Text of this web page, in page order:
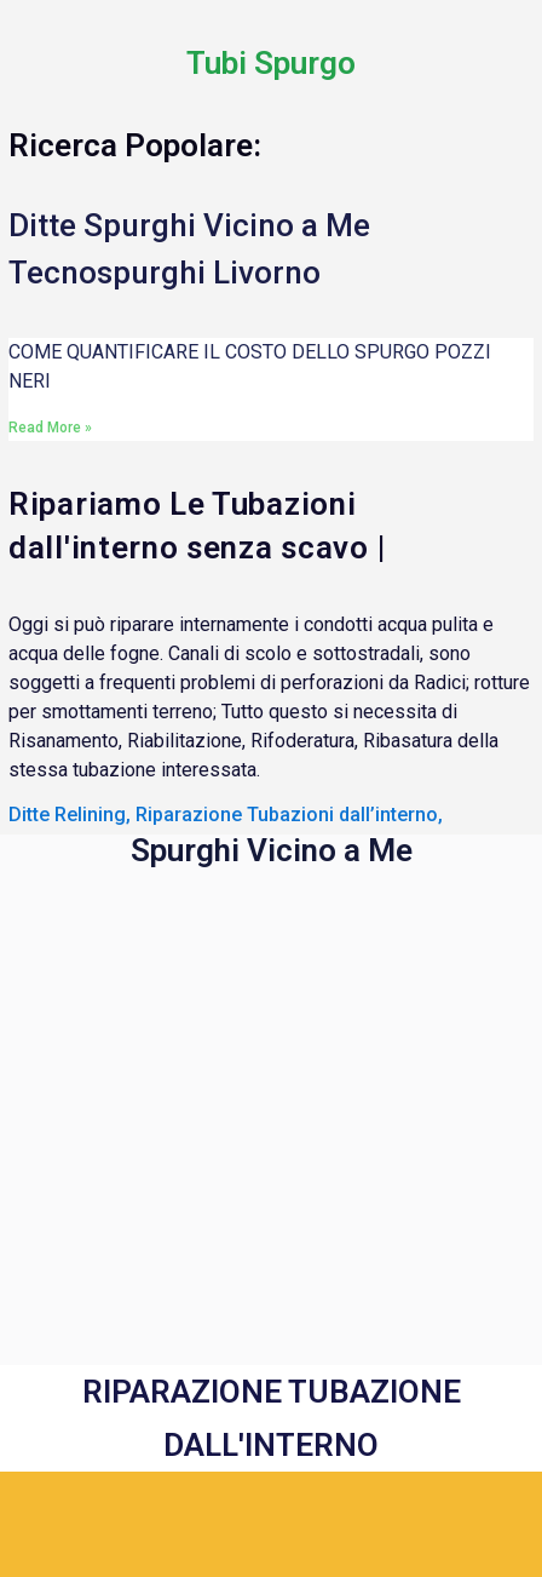
Tubi Spurgo
Ricerca Popolare:
Ditte Spurghi Vicino a Me
Tecnospurghi Livorno
COME QUANTIFICARE IL COSTO DELLO SPURGO POZZI
NERI
Read More »
Ripariamo Le Tubazioni
dall'interno senza scavo |
Oggi si può riparare internamente i condotti acqua pulita e
acqua delle fogne. Canali di scolo e sottostradali, sono
soggetti a frequenti problemi di perforazioni da Radici; rotture
per smottamenti terreno; Tutto questo si necessita di
Risanamento, Riabilitazione, Rifoderatura, Ribasatura della
stessa tubazione interessata.
Ditte Relining, Riparazione Tubazioni dall’interno,
Spurghi Vicino a Me
RIPARAZIONE TUBAZIONE
DALL'INTERNO